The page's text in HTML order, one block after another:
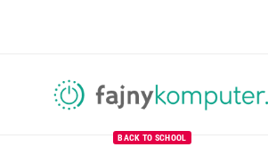
BACK TO SCHOOL